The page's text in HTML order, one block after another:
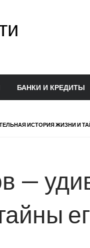
БАНКИ И КРЕДИТЫ
ИСТОРИЯ ЖИЗНИ И
—